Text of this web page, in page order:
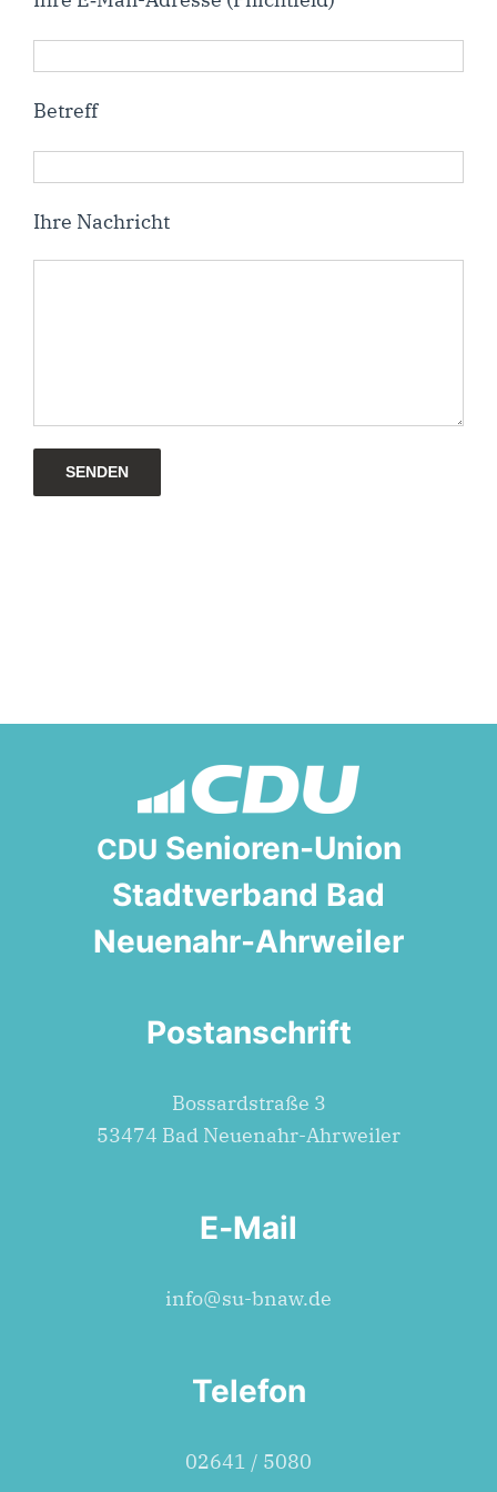
Betreff
Ihre Nach­richt
CDU Senioren-Union
Stadtverband Bad
Neuenahr-Ahrweiler
Postanschrift
Bos­sard­stra­ße 3
53474 Bad Neuenahr-Ahrweiler
E‑Mail
info@su-bnaw.de
Telefon
02641 / 5080